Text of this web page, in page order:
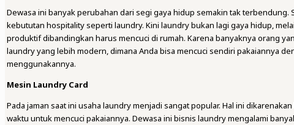
Dewasa ini banyak perubahan dari segi gaya hidup semakin tak
kebututan hospitality seperti laundry. Kini laundry bukan lagi gaya hidup,
produktif dibandingkan harus mencuci di rumah. Karena banyaknya orang
laundry yang lebih modern, dimana Anda bisa mencuci sendiri pakaiannya
menggunakannya.
Mesin Laundry Card
Pada jaman saat ini usaha laundry menjadi sangat popular. Hal ini
waktu untuk mencuci pakaiannya. Dewasa ini bisnis laundry mengalami